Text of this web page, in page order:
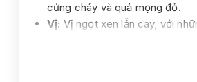
cứng cháy và quả mọng đỏ.
Vị: Vị ngọt xen lẫn cay, với
Dứt khoát nhưng